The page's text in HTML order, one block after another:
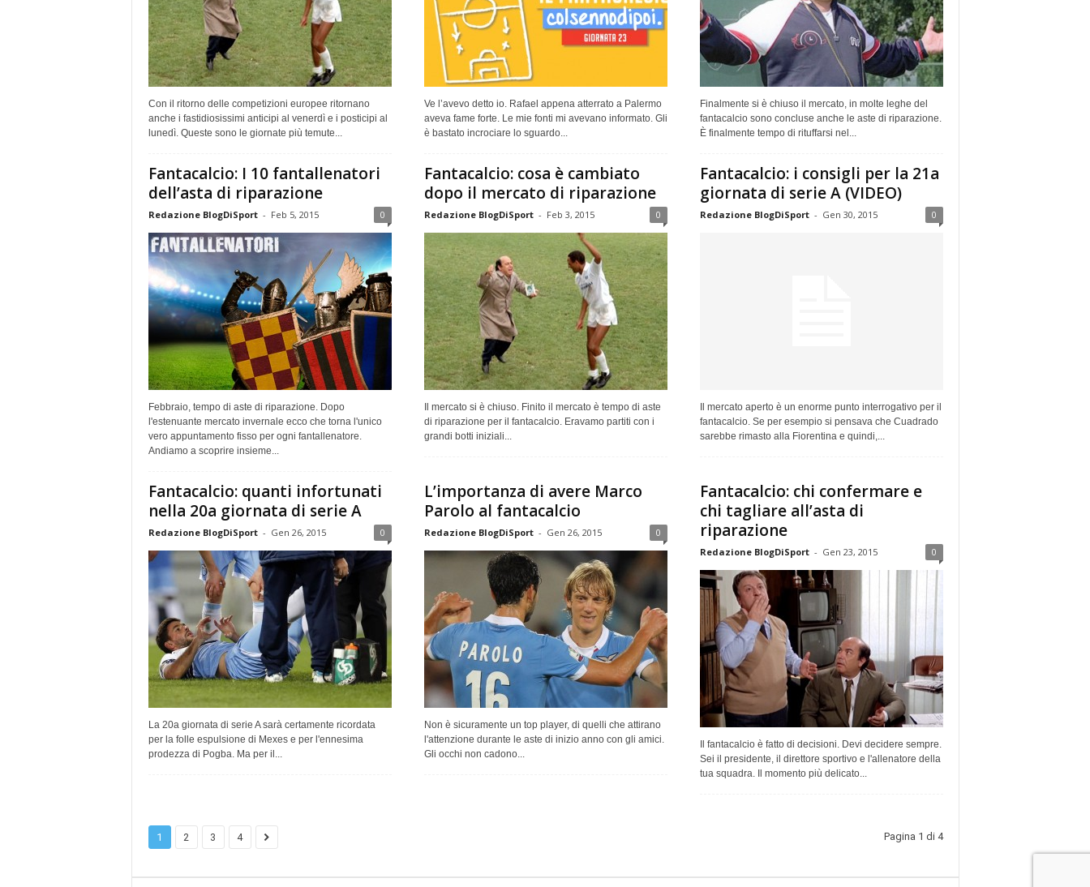
Con il ritorno delle competizioni europee ritornano
anche i fastidiosissimi anticipi al venerdì e i posticipi al
lunedì. Queste sono le giornate più temute...
Ve l’avevo detto io. Rafael appena atterrato a Palermo
aveva fame forte. Le mie fonti mi avevano informato. Gli
è bastato incrociare lo sguardo...
Finalmente si è chiuso il mercato, in molte leghe del
fantacalcio sono concluse anche le aste di riparazione.
È finalmente tempo di rituffarsi nel...
Fantacalcio: I 10 fantallenatori
dell’asta di riparazione
Redazione BlogDiSport - Feb 5, 2015 0
Febbraio, tempo di aste di riparazione. Dopo
l'estenuante mercato invernale ecco che torna l'unico
vero appuntamento fisso per ogni fantallenatore.
Andiamo a scoprire insieme...
Fantacalcio: cosa è cambiato
dopo il mercato di riparazione
Redazione BlogDiSport - Feb 3, 2015 0
Il mercato si è chiuso. Finito il mercato è tempo di aste
di riparazione per il fantacalcio. Eravamo partiti con i
grandi botti iniziali...
Fantacalcio: i consigli per la 21a
giornata di serie A (VIDEO)
Redazione BlogDiSport - Gen 30, 2015 0
Il mercato aperto è un enorme punto interrogativo per il
fantacalcio. Se per esempio si pensava che Cuadrado
sarebbe rimasto alla Fiorentina e quindi,...
Fantacalcio: quanti infortunati
nella 20a giornata di serie A
Redazione BlogDiSport - Gen 26, 2015 0
La 20a giornata di serie A sarà certamente ricordata
per la folle espulsione di Mexes e per l'ennesima
prodezza di Pogba. Ma per il...
L’importanza di avere Marco
Parolo al fantacalcio
Redazione BlogDiSport - Gen 26, 2015 0
Non è sicuramente un top player, di quelli che attirano
l'attenzione durante le aste di inizio anno con gli amici.
Gli occhi non cadono...
Fantacalcio: chi confermare e
chi tagliare all’asta di
riparazione
Redazione BlogDiSport - Gen 23, 2015 0
Il fantacalcio è fatto di decisioni. Devi decidere sempre.
Sei il presidente, il direttore sportivo e l'allenatore della
tua squadra. Il momento più delicato...
1 2 3 4 Pagina 1 di 4